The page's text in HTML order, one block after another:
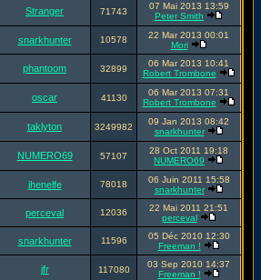
Stranger 71743
07 Mai 2013 13:59
Peter Smith
snarkhunter 10578
22 Mar 2013 00:01
Mori
phantoom 32899
06 Mar 2013 10:41
Robert Trombone
oscar 41130
06 Mar 2013 07:31
Robert Trombone
taklyton 3249982
09 Jan 2013 08:42
snarkhunter
NUMERO69 57107
28 Oct 2011 19:18
NUMERO69
jhenelfe 78018
06 Juin 2011 15:58
snarkhunter
perceval 12036
22 Mai 2011 21:51
perceval
snarkhunter 11596
05 Déc 2010 12:30
Freeman !
jfr 117080
03 Sep 2010 14:37
Freeman !